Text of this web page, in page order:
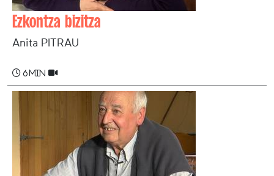
Ezkontza bizitza
Anita PITRAU
6 min